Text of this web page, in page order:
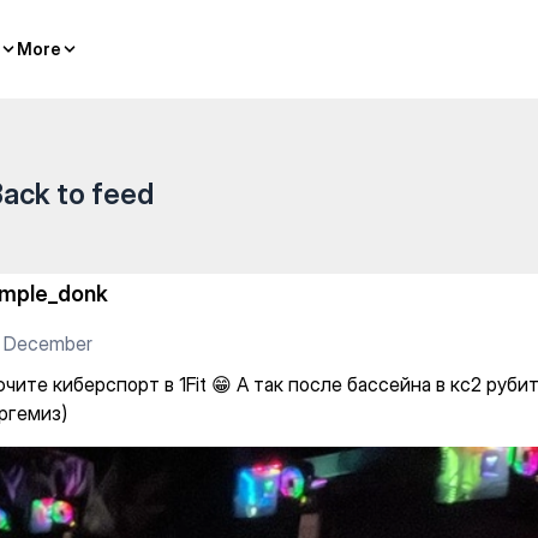
More
More
😁 А так после бассейна в
to feed
December
киберспорт в 1Fit 😁 А так после бассейна в кс2